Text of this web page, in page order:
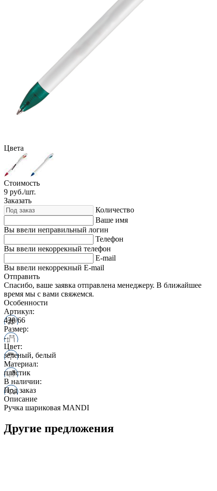
Цвета
Стоимость
9 руб./шт.
Заказать
Количество
Ваше имя
Вы ввели неправильный логин
Телефон
Вы ввели некоррекный телефон
E-mail
Вы ввели некоррекный E-mail
Отправить
Спасибо, ваше заявка отправлена менеджеру. В ближайшее
время мы с вами свяжемся.
Особенности
Артикул:
430/66
Размер:
-
Цвет:
зеленый, белый
Материал:
пластик
В наличии:
Под заказ
Описание
Ручка шариковая MANDI
Другие предложения